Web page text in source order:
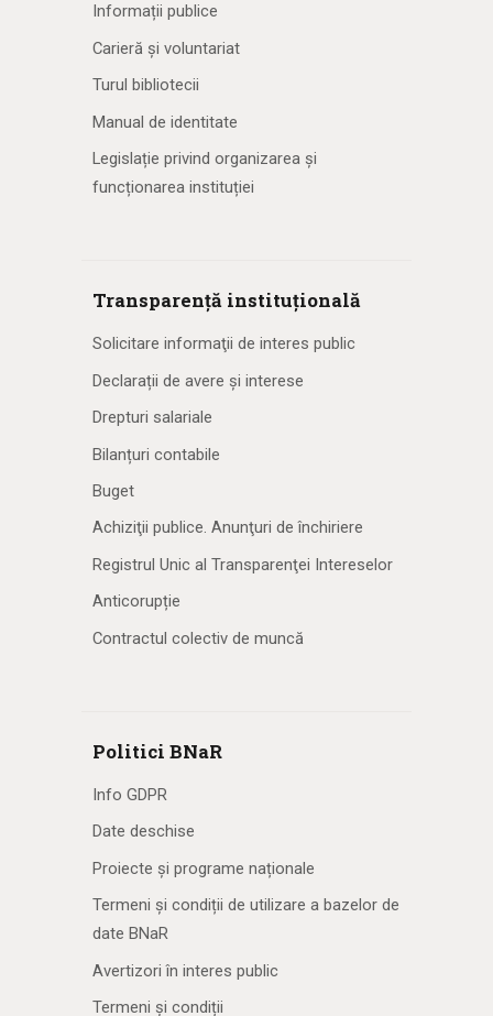
Informații publice
Carieră și voluntariat
Turul bibliotecii
Manual de identitate
Legislație privind organizarea și
funcționarea instituției
Transparență instituțională
Solicitare informaţii de interes public
Declarații de avere și interese
Drepturi salariale
Bilanțuri contabile
Buget
Achiziţii publice. Anunţuri de închiriere
Registrul Unic al Transparenţei Intereselor
Anticorupție
Contractul colectiv de muncă
Politici BNaR
Info GDPR
Date deschise
Proiecte și programe naționale
Termeni și condiții de utilizare a bazelor de
date BNaR
Avertizori în interes public
Termeni și condiții